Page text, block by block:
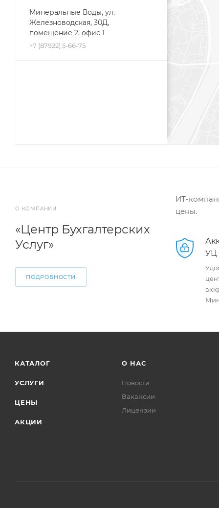
Минеральные Воды, ул.
Железноводская, 30Д,
помещение 2, офис 1
+7 (87922) 5-66-75
ИТ-
цены.
УЦ
О КОМПАНИИ
«Центр Бухгалтерских
Услуг»
ПОДРОБНОСТИ
КАТАЛОГ
УСЛУГИ
ЦЕНЫ
АКЦИИ
О НАС
Новости
Вакансии
Лицензии